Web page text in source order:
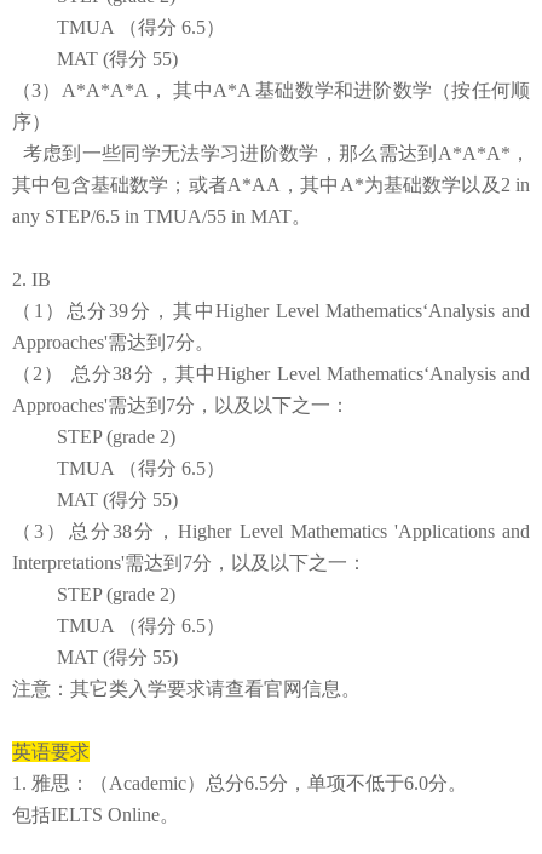
TMUA （得分 6.5）
MAT (得分 55)
（3）A*A*A*A， 其中A*A 基础数学和进阶数学（按任何顺
序）
考虑到一些同学无法学习进阶数学，那么需达到 A*A*A*，
其中包含基础数学；或者A*AA，其中A*为基础数学以及2 in
any STEP/6.5 in TMUA/55 in MAT。
2. IB
（ 1） 总分39分，其中Higher Level Mathematics‘Analysis and
Approaches'需达到 7分。
（ 2） 总分38分，其中Higher Level Mathematics‘Analysis and
Approaches'需达到 7分， 以及以下之一：
STEP (grade 2)
TMUA （得分 6.5）
MAT (得分 55)
（3） 总分38分 ，Higher Level Mathematics 'Applications and
Interpretations'需达到 7分， 以及以下之一：
STEP (grade 2)
TMUA （得分 6.5）
MAT (得分 55)
注意：其它类入学要求请查看官网信息。
英语要求
1. 雅思：
（Academic） 总分6.5分，单项不低于6.0分。
包括IELTS Online。